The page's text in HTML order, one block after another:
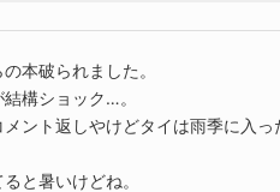
本破られました。
構ショック…。
メント返しやけどタイは雨季に入
と暑いけどね。